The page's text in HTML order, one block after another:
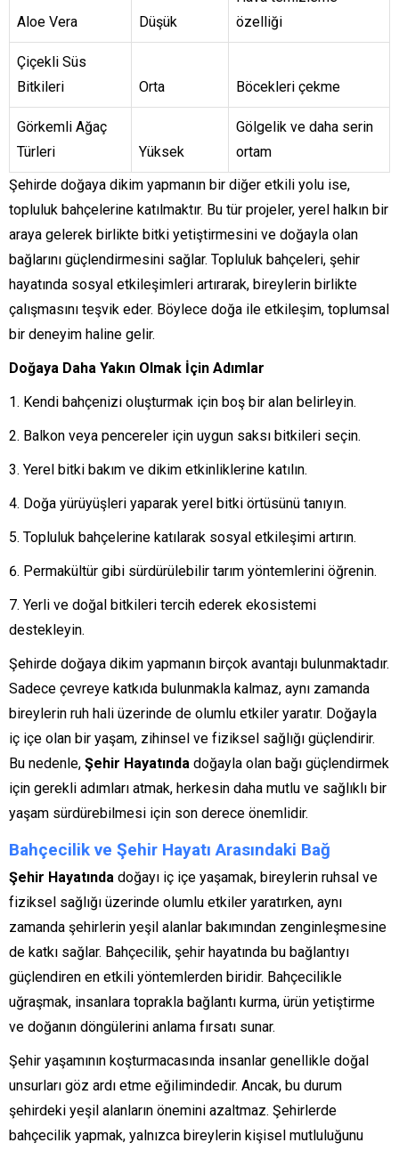
Aloe Vera Düşük
özelliği
Çiçekli Süs
Bitkileri
Orta Böcekleri çekme
Görkemli Ağaç
Türleri
Yüksek
Gölgelik ve daha serin
ortam
Şehirde doğaya dikim yapmanın bir diğer etkili yolu ise,
topluluk bahçelerine katılmaktır. Bu tür projeler, yerel halkın bir
araya gelerek birlikte bitki yetiştirmesini ve doğayla olan
bağlarını güçlendirmesini sağlar. Topluluk bahçeleri, şehir
hayatında sosyal etkileşimleri artırarak, bireylerin birlikte
çalışmasını teşvik eder. Böylece doğa ile etkileşim, toplumsal
bir deneyim haline gelir.
Doğaya Daha Yakın Olmak İçin Adımlar
Kendi bahçenizi oluşturmak için boş bir alan belirleyin.
Balkon veya pencereler için uygun saksı bitkileri seçin.
Yerel bitki bakım ve dikim etkinliklerine katılın.
Doğa yürüyüşleri yaparak yerel bitki örtüsünü tanıyın.
Topluluk bahçelerine katılarak sosyal etkileşimi artırın.
Permakültür gibi sürdürülebilir tarım yöntemlerini öğrenin.
Yerli ve doğal bitkileri tercih ederek ekosistemi
destekleyin.
Şehirde doğaya dikim yapmanın birçok avantajı bulunmaktadır.
Sadece çevreye katkıda bulunmakla kalmaz, aynı zamanda
bireylerin ruh hali üzerinde de olumlu etkiler yaratır. Doğayla
iç içe olan bir yaşam, zihinsel ve fiziksel sağlığı güçlendirir.
Bu nedenle, Şehir Hayatında doğayla olan bağı güçlendirmek
için gerekli adımları atmak, herkesin daha mutlu ve sağlıklı bir
yaşam sürdürebilmesi için son derece önemlidir.
Bahçecilik ve Şehir Hayatı Arasındaki Bağ
Şehir Hayatında doğayı iç içe yaşamak, bireylerin ruhsal ve
fiziksel sağlığı üzerinde olumlu etkiler yaratırken, aynı
zamanda şehirlerin yeşil alanlar bakımından zenginleşmesine
de katkı sağlar. Bahçecilik, şehir hayatında bu bağlantıyı
güçlendiren en etkili yöntemlerden biridir. Bahçecilikle
uğraşmak, insanlara toprakla bağlantı kurma, ürün yetiştirme
ve doğanın döngülerini anlama fırsatı sunar.
Şehir yaşamının koşturmacasında insanlar genellikle doğal
unsurları göz ardı etme eğilimindedir. Ancak, bu durum
şehirdeki yeşil alanların önemini azaltmaz. Şehirlerde
bahçecilik yapmak, yalnızca bireylerin kişisel mutluluğunu